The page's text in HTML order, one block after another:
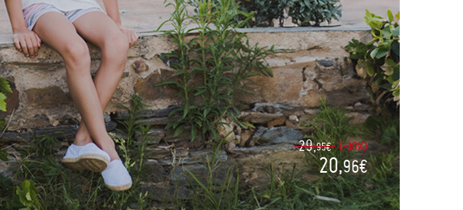
29,95€ (-30%)
20,96€